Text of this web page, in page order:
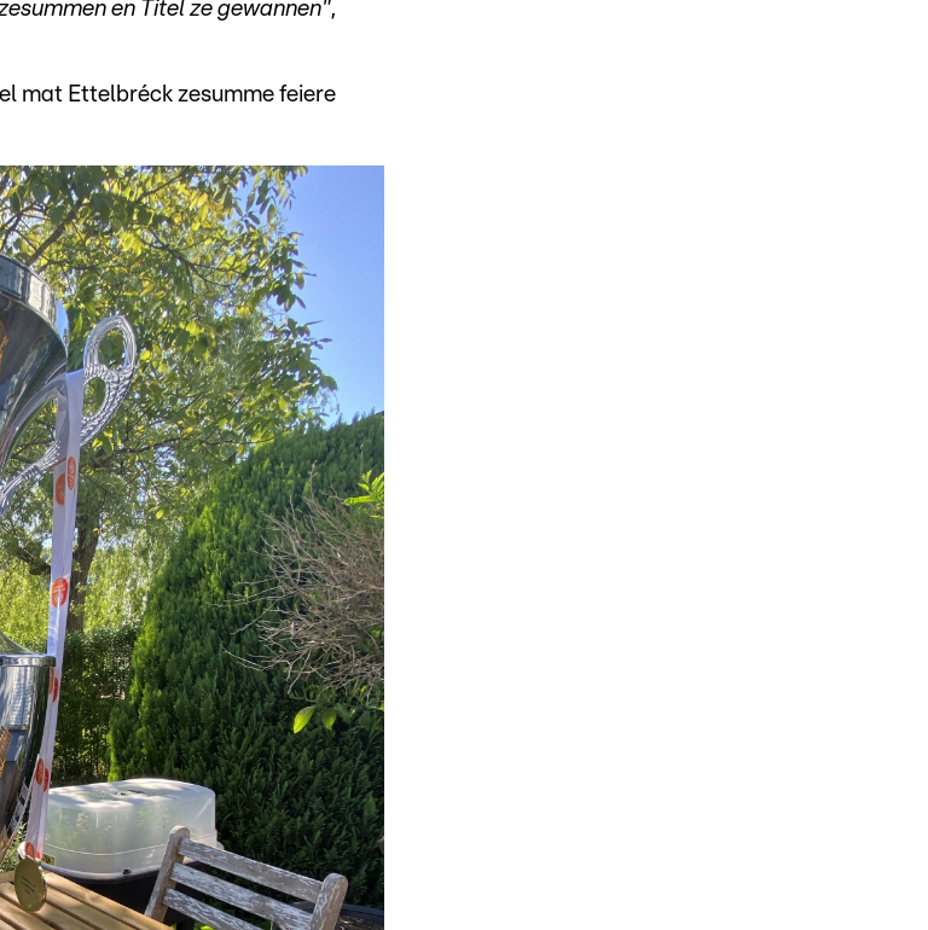
en Titel ze gewannen",
mat Ettelbréck zesumme feiere